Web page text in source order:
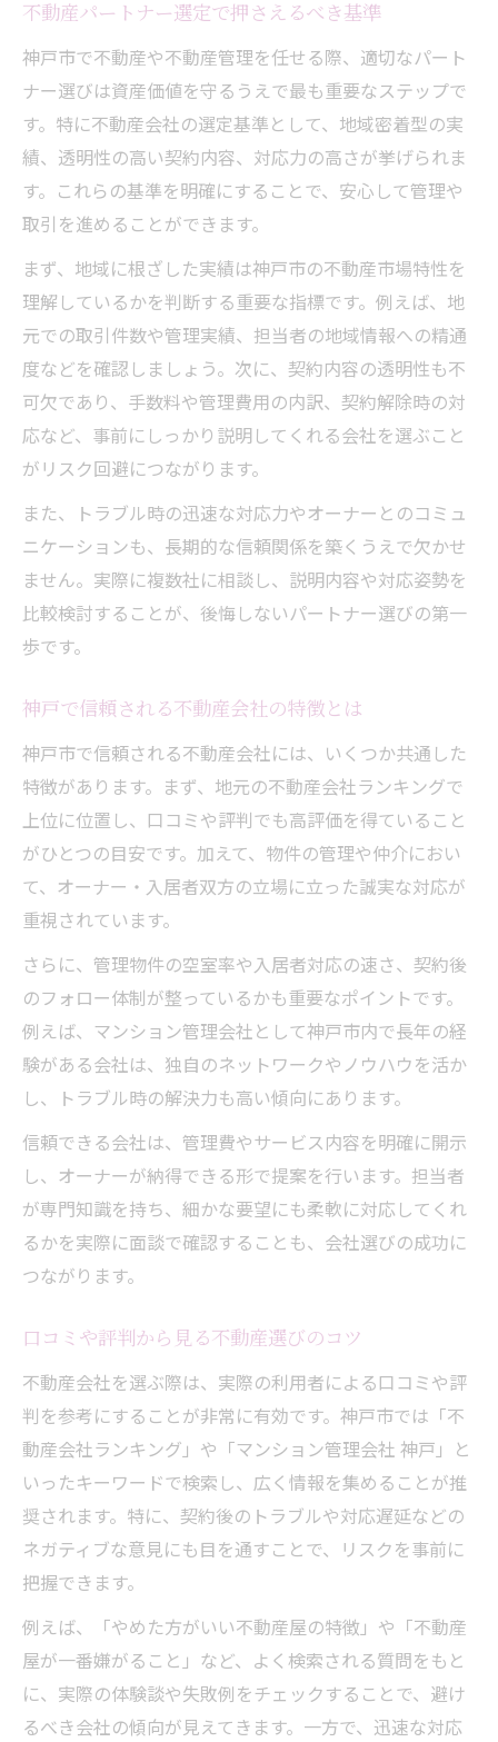
不動産パートナー選定で押さえるべき基準
神戸市で不動産や不動産管理を任せる際、適切なパート
ナー選びは資産価値を守るうえで最も重要なステップで
す。特に不動産会社の選定基準として、地域密着型の実
績、透明性の高い契約内容、対応力の高さが挙げられま
す。これらの基準を明確にすることで、安心して管理や
取引を進めることができます。
まず、地域に根ざした実績は神戸市の不動産市場特性を
理解しているかを判断する重要な指標です。例えば、地
元での取引件数や管理実績、担当者の地域情報への精通
度などを確認しましょう。次に、契約内容の透明性も不
可欠であり、手数料や管理費用の内訳、契約解除時の対
応など、事前にしっかり説明してくれる会社を選ぶこと
がリスク回避につながります。
また、トラブル時の迅速な対応力やオーナーとのコミュ
ニケーションも、長期的な信頼関係を築くうえで欠かせ
ません。実際に複数社に相談し、説明内容や対応姿勢を
比較検討することが、後悔しないパートナー選びの第一
歩です。
神戸で信頼される不動産会社の特徴とは
神戸市で信頼される不動産会社には、いくつか共通した
特徴があります。まず、地元の不動産会社ランキングで
上位に位置し、口コミや評判でも高評価を得ていること
がひとつの目安です。加えて、物件の管理や仲介におい
て、オーナー・入居者双方の立場に立った誠実な対応が
重視されています。
さらに、管理物件の空室率や入居者対応の速さ、契約後
のフォロー体制が整っているかも重要なポイントです。
例えば、マンション管理会社として神戸市内で長年の経
験がある会社は、独自のネットワークやノウハウを活か
し、トラブル時の解決力も高い傾向にあります。
信頼できる会社は、管理費やサービス内容を明確に開示
し、オーナーが納得できる形で提案を行います。担当者
が専門知識を持ち、細かな要望にも柔軟に対応してくれ
るかを実際に面談で確認することも、会社選びの成功に
つながります。
口コミや評判から見る不動産選びのコツ
不動産会社を選ぶ際は、実際の利用者による口コミや評
判を参考にすることが非常に有効です。神戸市では「不
動産会社ランキング」や「マンション管理会社 神戸」と
いったキーワードで検索し、広く情報を集めることが推
奨されます。特に、契約後のトラブルや対応遅延などの
ネガティブな意見にも目を通すことで、リスクを事前に
把握できます。
例えば、「やめた方がいい不動産屋の特徴」や「不動産
屋が一番嫌がること」など、よく検索される質問をもと
に、実際の体験談や失敗例をチェックすることで、避け
るべき会社の傾向が見えてきます。一方で、迅速な対応